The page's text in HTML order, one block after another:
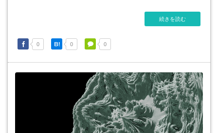
続きを読む
0 0 0